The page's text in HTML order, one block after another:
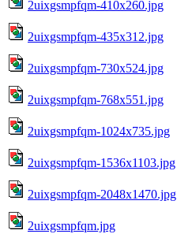
2uixgsmpfqm-410x260.jpg
2uixgsmpfqm-435x312.jpg
2uixgsmpfqm-730x524.jpg
2uixgsmpfqm-768x551.jpg
2uixgsmpfqm-1024x735.jpg
2uixgsmpfqm-1536x1103.jpg
2uixgsmpfqm-2048x1470.jpg
2uixgsmpfqm.jpg